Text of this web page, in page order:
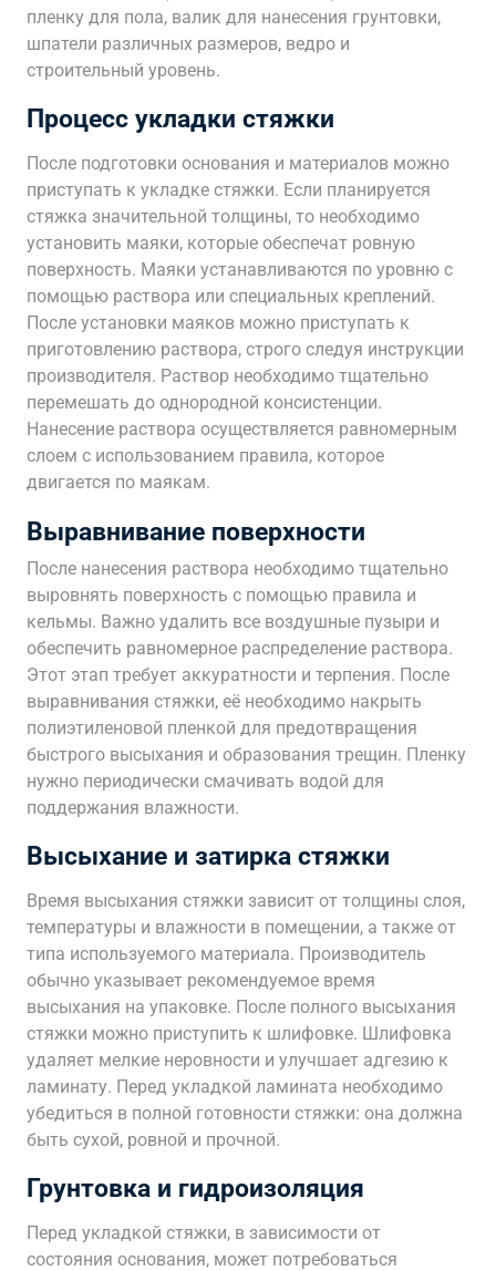
пленку для пола, валик для нанесения грунтовки,
шпатели различных размеров, ведро и
строительный уровень.
Процесс укладки стяжки
После подготовки основания и материалов можно
приступать к укладке стяжки. Если планируется
стяжка значительной толщины, то необходимо
установить маяки, которые обеспечат ровную
поверхность. Маяки устанавливаются по уровню с
помощью раствора или специальных креплений.
После установки маяков можно приступать к
приготовлению раствора, строго следуя инструкции
производителя. Раствор необходимо тщательно
перемешать до однородной консистенции.
Нанесение раствора осуществляется равномерным
слоем с использованием правила, которое
двигается по маякам.
Выравнивание поверхности
После нанесения раствора необходимо тщательно
выровнять поверхность с помощью правила и
кельмы. Важно удалить все воздушные пузыри и
обеспечить равномерное распределение раствора.
Этот этап требует аккуратности и терпения. После
выравнивания стяжки, её необходимо накрыть
полиэтиленовой пленкой для предотвращения
быстрого высыхания и образования трещин. Пленку
нужно периодически смачивать водой для
поддержания влажности.
Высыхание и затирка стяжки
Время высыхания стяжки зависит от толщины слоя,
температуры и влажности в помещении, а также от
типа используемого материала. Производитель
обычно указывает рекомендуемое время
высыхания на упаковке. После полного высыхания
стяжки можно приступить к шлифовке. Шлифовка
удаляет мелкие неровности и улучшает адгезию к
ламинату. Перед укладкой ламината необходимо
убедиться в полной готовности стяжки: она должна
быть сухой, ровной и прочной.
Грунтовка и гидроизоляция
Перед укладкой стяжки, в зависимости от
состояния основания, может потребоваться